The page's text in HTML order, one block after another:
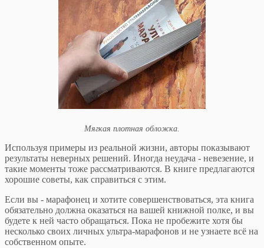
Мягкая плотная обложка.
Используя примеры из реальной жизни, авторы показывают
результаты неверных решений. Иногда неудача - невезение, и
такие моменты тоже рассматриваются. В книге предлагаются
хорошие советы, как справиться с этим.
Если вы - марафонец и хотите совершенствоваться, эта книга
обязательно должна оказаться на вашей книжной полке, и вы
будете к ней часто обращаться. Пока не пробежите хотя бы
несколько своих личных ультра-марафонов и не узнаете всё на
собственном опыте.